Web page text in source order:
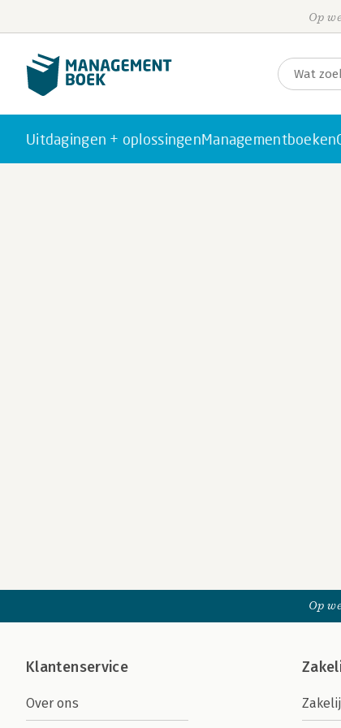
Op
Uitdagingen + oplossingenManagementboeken
Op
Klantenservice
Over ons